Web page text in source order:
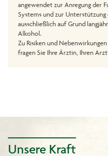
angewendet zur Anregung der
Systems und zur
ausschließlich auf Grund
Alkohol.
Zu Risiken und
fragen Sie Ihre Ärztin, Ihren
Unsere Kraft